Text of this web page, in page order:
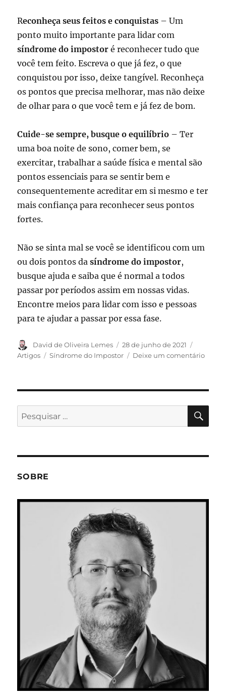
Reconheça seus feitos e conquistas – Um
ponto muito importante para lidar com
síndrome do impostor é reconhecer tudo que
você tem feito. Escreva o que já fez, o que
conquistou por isso, deixe tangível. Reconheça
os pontos que precisa melhorar, mas não deixe
de olhar para o que você tem e já fez de bom.
Cuide-se sempre, busque o equilíbrio – Ter
uma boa noite de sono, comer bem, se
exercitar, trabalhar a saúde física e mental são
pontos essenciais para se sentir bem e
consequentemente acreditar em si mesmo e ter
mais confiança para reconhecer seus pontos
fortes.
Não se sinta mal se você se identificou com um
ou dois pontos dasíndrome do impostor,
busque ajuda e saiba que é normal a todos
passar por períodos assim em nossas vidas.
Encontre meios para lidar com isso e pessoas
para te ajudar a passar por essa fase.
Autor
David de Oliveira Lemes
Publicado
em
28 de junho de 2021
Artigos
Tags
Síndrome do Impostor Deixe um comentárioem
Pesquisar
por:
SOBRE